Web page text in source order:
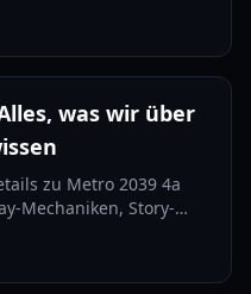
was wir über
zu Metro 2039 4a
Mechaniken, Story-